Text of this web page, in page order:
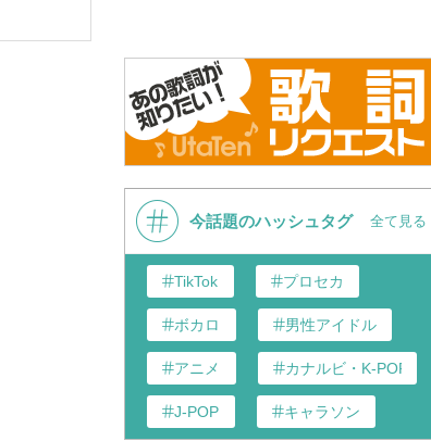
今話題のハッシュタグ 全て見る
TikTok プロセカ
ボカロ 男性アイドル
アニメ カナルビ・K-POP和訳
J-POP キャラソン